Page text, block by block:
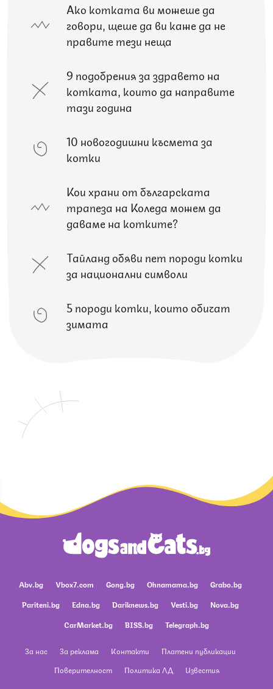
Ако котката ви можеше да
говори, щеше да ви каже да не
правите тези неща
9 подобрения за здравето на
котката, които да направите
тази година
10 новогодишни късмета за
котки
Кои храни от българската
трапеза на Коледа можем да
даваме на котките?
Тайланд обяви пет породи котки
за национални символи
5 породи котки, които обичат
зимата
Abv.bg Vbox7.com Gong.bg Ohnamama.bg
Grabo.bg
Pariteni.bg
Edna.bg Dariknews.bg Vesti.bg
Nova.bg
CarMarket.bg
BISS.bg Telegraph.bg
За нас За реклама Контакти
Платени публикации
Поверителност
Политика ЛД Известия